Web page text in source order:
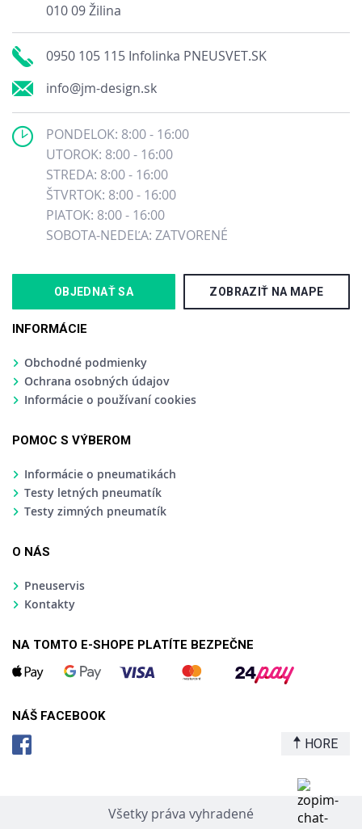
010 09 Žilina
0950 105 115 Infolinka PNEUSVET.SK
info@jm-design.sk
PONDELOK: 8:00 - 16:00
UTOROK: 8:00 - 16:00
STREDA: 8:00 - 16:00
ŠTVRTOK: 8:00 - 16:00
PIATOK: 8:00 - 16:00
SOBOTA-NEDEĽA: ZATVORENÉ
OBJEDNAŤ SA ZOBRAZIŤ NA MAPE
INFORMÁCIE
Obchodné podmienky
Ochrana osobných údajov
Informácie o používaní cookies
POMOC S VÝBEROM
Informácie o pneumatikách
Testy letných pneumatík
Testy zimných pneumatík
O NÁS
Pneuservis
Kontakty
NA TOMTO E-SHOPE PLATÍTE BEZPEČNE
NÁŠ FACEBOOK
HORE
Všetky práva vyhradené